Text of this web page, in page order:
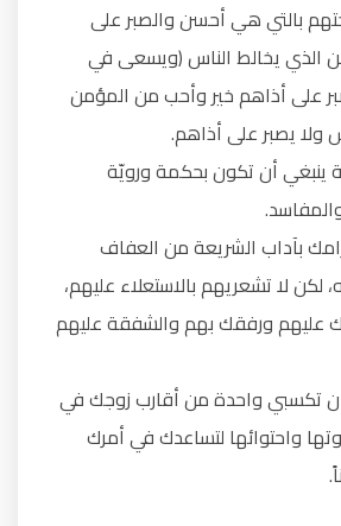
بالتي هي أحسن والصبر على
الذي يخالط الناس (ويسعى في
على أذاهم خير وأحب من المؤمن
ولا يصبر على أذاهم.
ينبغي أن تكون بحكمة ورويّة
بآداب الشريعة من العفاف
لكن لا تشعريهم بالاستعلاء عليهم،
عليهم ورفقك بهم والشفقة عليهم
تكسبي واحدة من أقارب زوجك في
واحتوائها لتساعدك في أمرك